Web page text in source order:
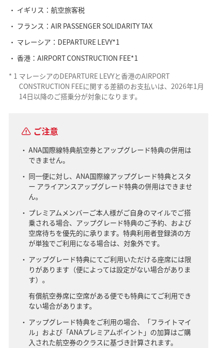
イギリス：航空旅客税
フランス：AIR PASSENGER SOLIDARITY TAX
マレーシア：DEPARTURE LEVY*1
香港：AIRPORT CONSTRUCTION FEE*1
* 1 マレーシアのDEPARTURE LEVYと香港のAIRPORT
CONSTRUCTION FEEに関する差額のお支払いは、2026年1月
14日以降のご搭乗分が対象になります。
ご注意
ANA国際線特典航空券とアップグレード特典の併用は
できません。
同一便に対し、ANA国際線アップグレード特典とスタ
ー アライアンスアップグレード特典の併用はできませ
ん。
プレミアムメンバーご本人様がご自身のマイルでご搭
乗される場合、アップグレード特典のご予約、および
空席待ちを優先的に承ります。特典利用者登録済の方
が単独でご利用になる場合は、対象外です。
アップグレード特典にてご利用いただける座席には限
りがあります（便によっては設定がない場合がありま
す）。
有償航空券席に空席がある便でも特典にてご利用でき
ない場合があります。
アップグレード特典をご利用の場合、「フライトマイ
ル」および「ANAプレミアムポイント」の加算はご購
入された航空券のクラスに基づき計算されます。